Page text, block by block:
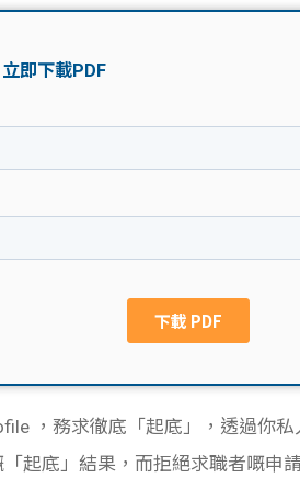
，務求徹底「起底」，透過你
起底」結果，而拒絕求職者嘅申